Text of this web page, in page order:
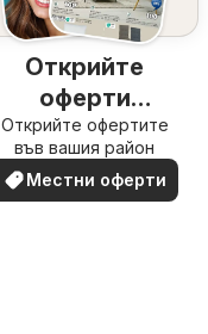
Открийте
оферти
наблизо
Открийте офертите
във вашия район
Местни оферти